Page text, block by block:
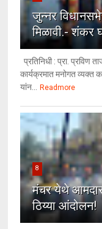
जुन्नर
मिळावी.- शंकर
प्रतिनिधी : प्रा. प्रविण
कार्यक्रमात मनोगत व्यक्त
यांन...
Readmore
8
मंचर येथे
ठिय्या आंदोलन!